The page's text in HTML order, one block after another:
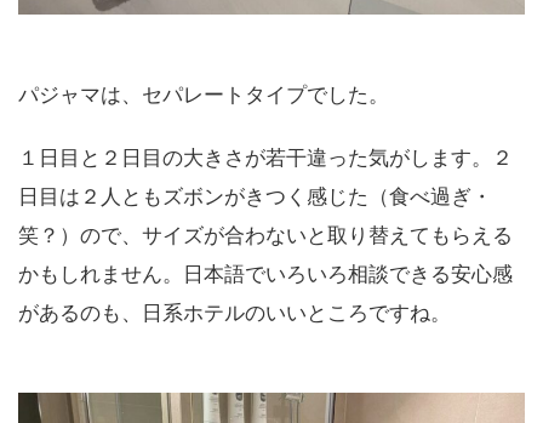
パジャマは、セパレートタイプでした。
１日目と２日目の大きさが若干違った気がします。２
日目は２人ともズボンがきつく感じた（食べ過ぎ・
笑？）ので、サイズが合わないと取り替えてもらえる
かもしれません。日本語でいろいろ相談できる安心感
があるのも、日系ホテルのいいところですね。